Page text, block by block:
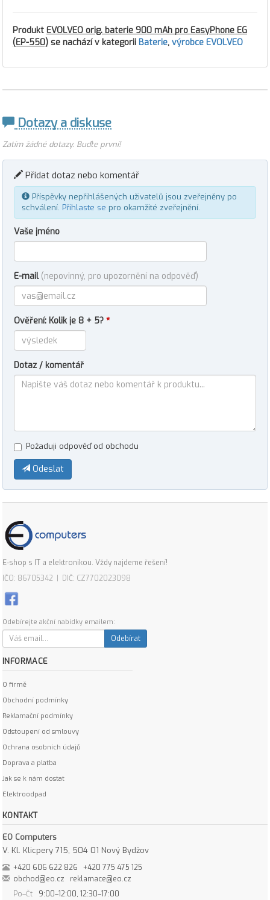
Produkt EVOLVEO orig. baterie 900 mAh pro EasyPhone EG
(EP-550) se nachází v kategorii Baterie, výrobce EVOLVEO
Dotazy a diskuse
Zatím žádné dotazy. Buďte první!
Přidat dotaz nebo komentář
Příspěvky nepřihlášených uživatelů jsou zveřejněny po
schválení. Přihlaste se pro okamžité zveřejnění.
Vaše jméno
E-mail (nepovinný, pro upozornění na odpověď)
Ověření: Kolik je 8 + 5? *
Dotaz / komentář
Požaduji odpověď od obchodu
Odeslat
E-shop s IT a elektronikou. Vždy najdeme řešení!
IČO: 86705342 | DIČ: CZ7702023098
Odebírejte akční nabídky emailem:
Odebírat
INFORMACE
O firmě
Obchodní podmínky
Reklamační podmínky
Odstoupení od smlouvy
Ochrana osobních údajů
Doprava a platba
Jak se k nám dostat
Elektroodpad
KONTAKT
EO Computers
V. Kl. Klicpery 715, 504 01 Nový Bydžov
+420 606 622 826
+420 775 475 125
obchod@eo.cz
reklamace@eo.cz
Po–Čt
9:00–12:00, 12:30–17:00